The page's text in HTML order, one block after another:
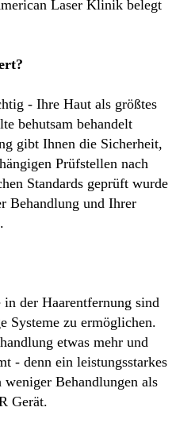
Laser Klinik belegt
- Ihre Haut als größtes
behutsam behandelt
gibt Ihnen die Sicherheit,
Prüfstellen nach
Standards geprüft wurde
Behandlung und Ihrer
der Haarentfernung sind
Systeme zu ermöglichen.
etwas mehr und
- denn ein leistungsstarkes
Behandlungen als
Gerät.